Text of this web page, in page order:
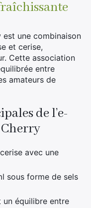
est une combinaison
et cerise,
Cette association
entre
amateurs de
de l’e-
Cherry
avec une
sous forme de sels
un équilibre entre